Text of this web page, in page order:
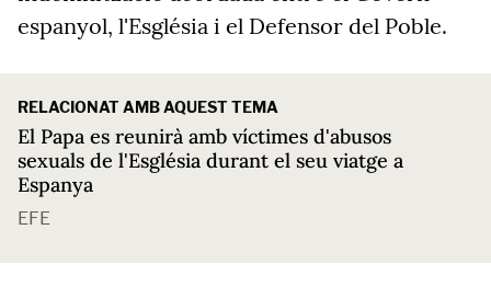
espanyol, l'Església i el Defensor del Poble.
RELACIONAT AMB AQUEST TEMA
El Papa es reunirà amb víctimes d'abusos
sexuals de l'Església durant el seu viatge a
Espanya
EFE